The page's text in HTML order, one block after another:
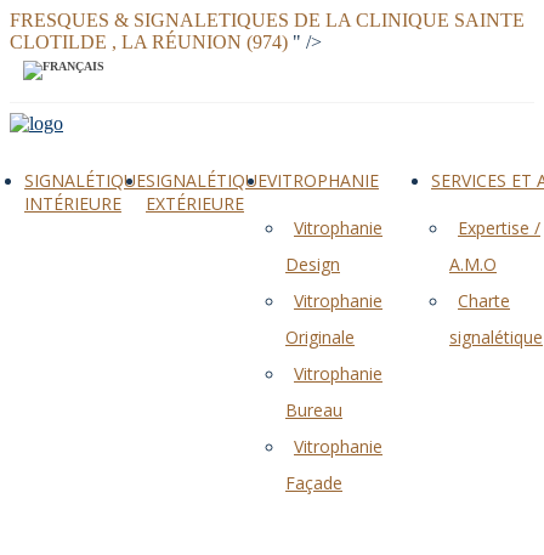
FRESQUES & SIGNALETIQUES DE LA CLINIQUE SAINTE
CLOTILDE , LA RÉUNION (974) " />
SIGNALÉTIQUE
INTÉRIEURE
SIGNALÉTIQUE
EXTÉRIEURE
VITROPHANIE
Vitrophanie
Design
Vitrophanie
Originale
Vitrophanie
Bureau
Vitrophanie
Façade
SERVICES ET
Expertise /
A.M.O
Charte
signalétique